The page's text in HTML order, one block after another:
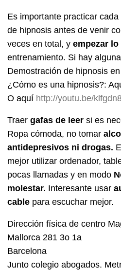
Es importante practicar
de hipnosis antes de venir
veces en total, y empezar
entrenamiento. Si hay
Demostración de hipnosis
¿Cómo es una hipnosis?:
O aquí http://youtu.be/
Traer gafas de leer si es
Ropa cómoda, no tomar
antidepresivos ni drogas.
mejor utilizar ordenador,
pocas llamadas y en modo
molestar. Interesante usar
cable para escuchar mejor.
Dirección física de centro
Mallorca 281 3o 1a
Barcelona
Junto colegio abogados.